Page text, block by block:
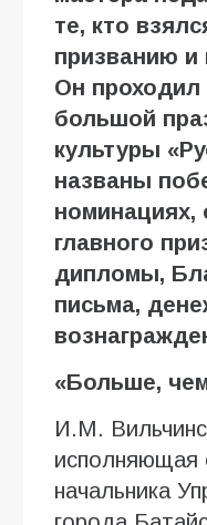
те, кто
призванию и
Он проходил
большой
культуры
названы
номинациях,
главного
дипломы,
письма,
«Больше,
И.М.
исполняющая
начальника